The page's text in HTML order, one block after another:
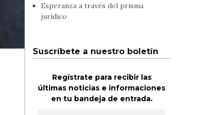
Esperanza a través del prisma
jurídico
Suscríbete a nuestro boletín
Regístrate para recibir las
últimas noticias e informaciones
en tu bandeja de entrada.